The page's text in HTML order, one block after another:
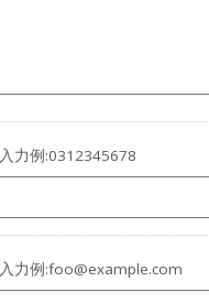
入力例:0312345678
入力例:foo@example.com